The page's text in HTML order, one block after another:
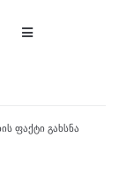
ფაქტი გახსნა